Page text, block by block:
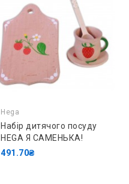
Hega
Набір дитячого посуду
HEGA Я САМЕНЬКА!
491.70₴